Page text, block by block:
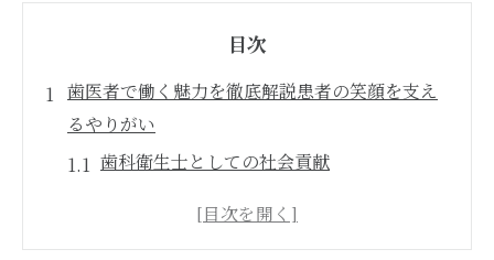
目次
歯医者で働く魅力を徹底解説患者の笑顔を支え
るやりがい
歯科衛生士としての社会貢献